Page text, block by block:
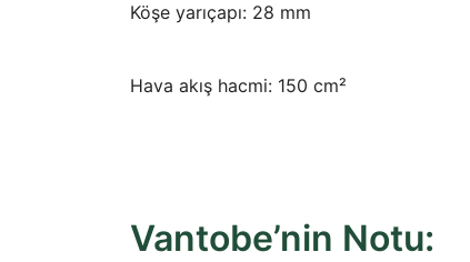
Köşe yarıçapı: 28 mm
Hava akış hacmi: 150 cm²
Vantobe’nin Notu: